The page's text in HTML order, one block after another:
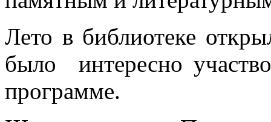
Лето в библиотеке
было интересно
программе.